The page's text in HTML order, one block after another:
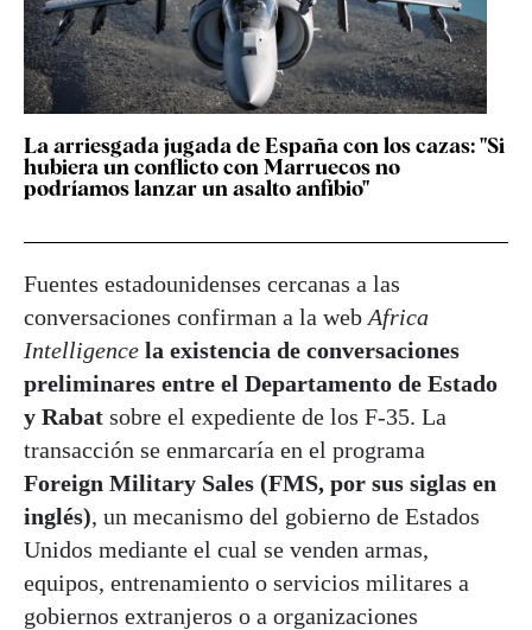
La arriesgada jugada de España con los cazas: "Si
hubiera un conflicto con Marruecos no
podríamos lanzar un asalto anfibio"
Fuentes estadounidenses cercanas a las
conversaciones confirman a la web Africa
Intelligence la existencia de conversaciones
preliminares entre el Departamento de Estado
y Rabat sobre el expediente de los F-35. La
transacción se enmarcaría en el programa
Foreign Military Sales (FMS, por sus siglas en
inglés), un mecanismo del gobierno de Estados
Unidos mediante el cual se venden armas,
equipos, entrenamiento o servicios militares a
gobiernos extranjeros o a organizaciones